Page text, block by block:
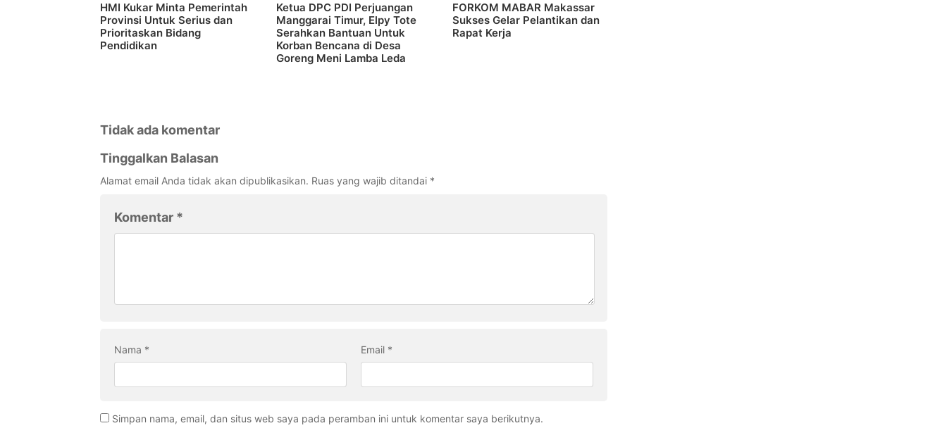
HMI Kukar Minta Pemerintah
Provinsi Untuk Serius dan
Prioritaskan Bidang
Pendidikan
Ketua DPC PDI Perjuangan
Manggarai Timur, Elpy Tote
Serahkan Bantuan Untuk
Korban Bencana di Desa
Goreng Meni Lamba Leda
FORKOM MABAR Makassar
Sukses Gelar Pelantikan dan
Rapat Kerja
Tidak ada komentar
Tinggalkan Balasan
Alamat email Anda tidak akan dipublikasikan. Ruas yang wajib ditandai *
Komentar *
Nama * Email *
Simpan nama, email, dan situs web saya pada peramban ini untuk komentar saya berikutnya.